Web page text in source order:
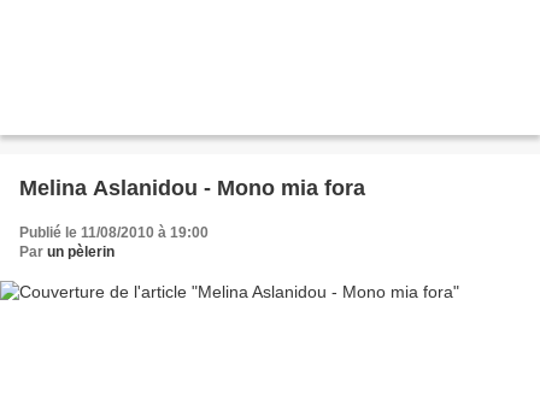
Melina Aslanidou - Mono mia fora
Publié le 11/08/2010 à 19:00
Par un pèlerin